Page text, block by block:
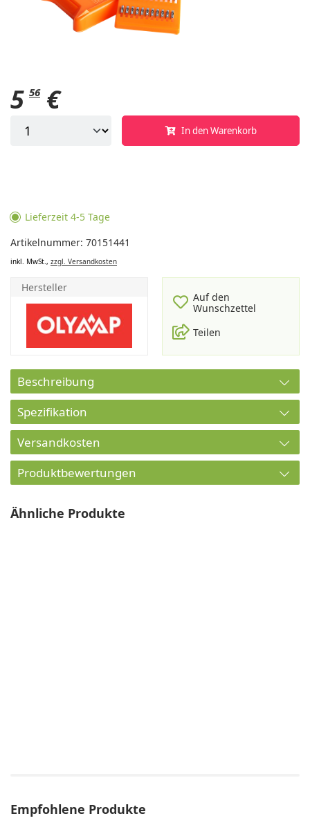
5 56 €
In den Warenkorb
Lieferzeit 4-5 Tage
Artikelnummer: 70151441
inkl. MwSt., zzgl. Versandkosten
Hersteller
Auf den
Wunschzettel
Teilen
Beschreibung
Spezifikation
Versandkosten
Produktbewertungen
Ähnliche Produkte
Empfohlene Produkte